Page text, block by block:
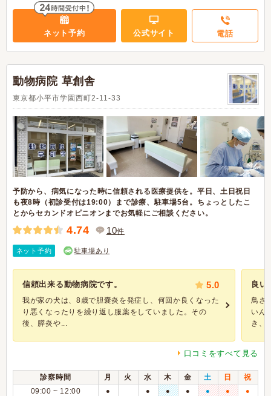
ネット予約 公式サイト 電話
動物病院 草創舎
東京都小平市学園西町2-11-33
予防から、病気になった時に信頼される医療提供を。平日、土日祝日
も夜8時（初診受付は19:00）まで診療、駐車場5台。ちょっとしたこ
とからセカンドオピニオンまでお気軽にご相談ください。
4.74 10件
ネット予約 駐車場あり
信頼出来る動物病院です。 5.0
我が家の犬は、8歳で胆嚢炎を発症し、何回か良くなった
り悪くなったりを繰り返し服薬をしていました。その
後、膵炎や...
良い
鳥さ
いん
き、
口コミをすべて見る
診察時間 月 火 水 木 金 土 日
祝
09:00 ~ 12:00
● ● ● ● ● ● ●